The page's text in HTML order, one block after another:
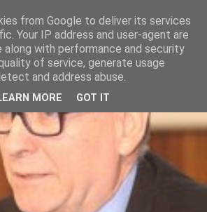
from Google to deliver its services
Your IP address and user-agent are
along with performance and security
of service, generate usage
and address abuse.
MORE GOT IT